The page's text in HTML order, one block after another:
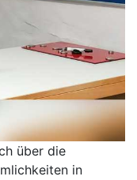
über die
in